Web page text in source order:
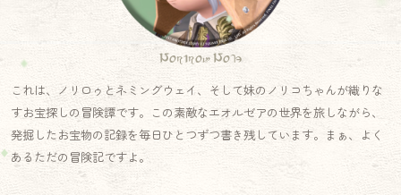
Norirow Note
これは、ノリロゥとネミングウェイ、そして妹のノリコちゃんが織りな
すお宝探しの冒険譚です。この素敵なエオルゼアの世界を旅しながら、
発掘したお宝物の記録を毎日ひとつずつ書き残しています。まぁ、よく
あるただの冒険記ですよ。